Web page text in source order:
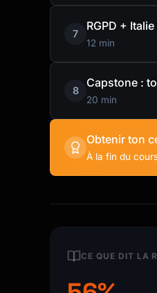
7
RGPD +
12 min
8
Capstone :
20 min
Obtenir ton
À la fin du
CE QUE DIT LA